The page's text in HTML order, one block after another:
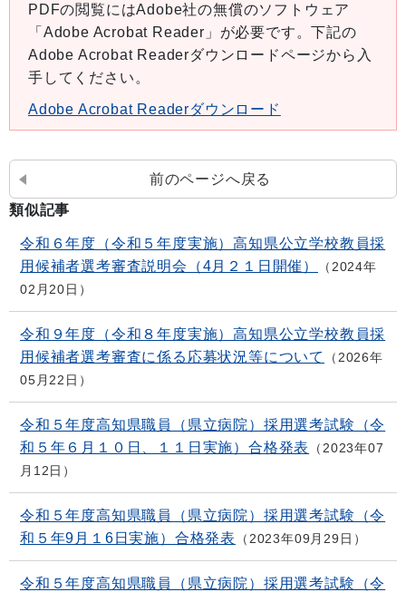
PDFの閲覧にはAdobe社の無償のソフトウェア
「Adobe Acrobat Reader」が必要です。下記の
Adobe Acrobat Readerダウンロードページから入
手してください。
Adobe Acrobat Readerダウンロード
前のページへ戻る
類似記事
令和６年度（令和５年度実施）高知県公立学校教員採
用候補者選考審査説明会（4月２１日開催）
2024年
02月20日
令和９年度（令和８年度実施）高知県公立学校教員採
用候補者選考審査に係る応募状況等について
2026年
05月22日
令和５年度高知県職員（県立病院）採用選考試験（令
和５年６月１０日、１１日実施）合格発表
2023年07
月12日
令和５年度高知県職員（県立病院）採用選考試験（令
和５年9月１6日実施）合格発表
2023年09月29日
令和５年度高知県職員（県立病院）採用選考試験（令